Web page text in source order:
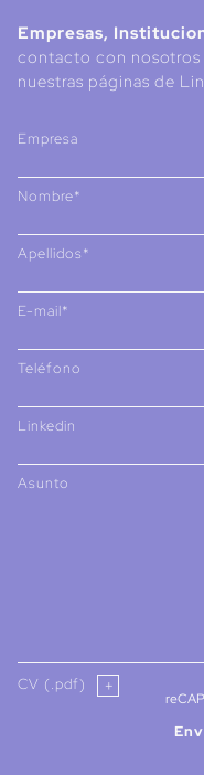
Empresas,
contacto con nosotros
nuestras páginas de
Empresa
Nombre*
Apellidos*
E-mail*
Teléfono
Linkedin
Asunto
CV (.pdf)